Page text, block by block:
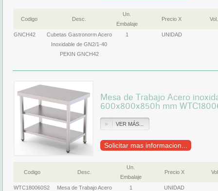
Codigo Desc.
Un.
Embalaje
Precio X Vol.
GNCH42
Cubetas Gastronorm Acero
Inoxidable de GN2/1-40
PEKIN GNCH42
1 UNIDAD
Mesa de Trabajo Acero
600x800x850h mm
VER MÁS...
Solicitar mas informacion...
Codigo Desc.
Un.
Embalaje
Precio X
WTC180060S2
Mesa de Trabajo Acero
1 UNIDAD